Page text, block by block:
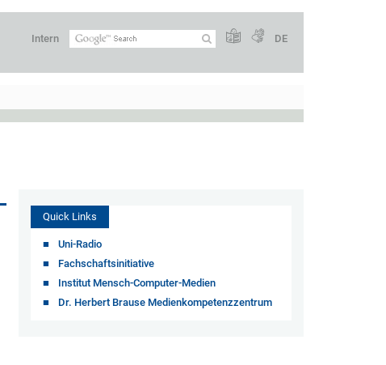
Intern DE
Quick Links
Uni-Radio
Fachschaftsinitiative
Institut Mensch-Computer-Medien
Dr. Herbert Brause Medienkompetenzzentrum